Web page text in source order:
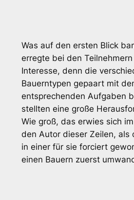
Was auf den ersten Blick
erregte bei den
Interesse, denn die
Bauerntypen gepaart mit
entsprechenden Aufgaben
stellten eine große
Wie groß, das erwies sich
den Autor dieser Zeilen, als
in einer für sie forciert
einen Bauern zuerst